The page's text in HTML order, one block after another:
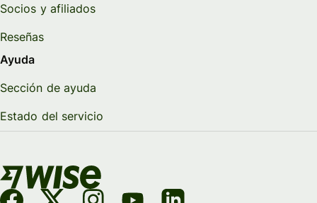
Socios y afiliados
Reseñas
Ayuda
Sección de ayuda
Estado del servicio